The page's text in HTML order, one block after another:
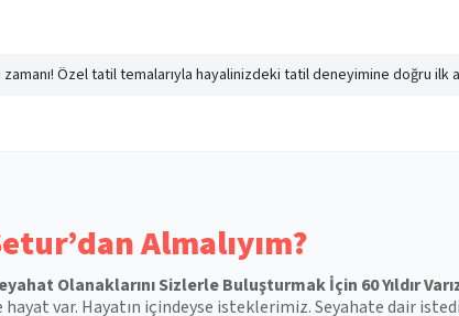
Özel tatil temalarıyla hayalinizdeki tatil deneyimine doğru ilk
Almalıyım?
Olanaklarını Sizlerle Buluşturmak İçin 60 Yıldır
var. Hayatın içindeyse isteklerimiz. Seyahate dair